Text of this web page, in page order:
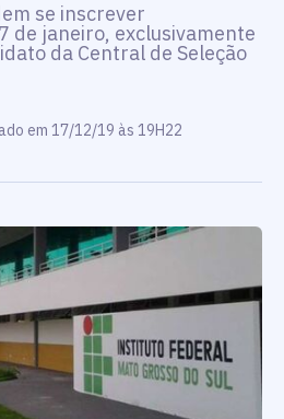
se inscrever
de janeiro, exclusivamente
da Central de Seleção
em 17/12/19 às 19H22